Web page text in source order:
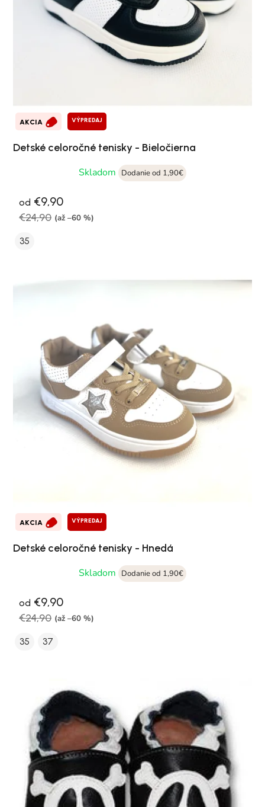
AKCIA VÝPREDAJ
Detské celoročné tenisky - Bieločierna
Skladom
Dodanie od 1,90€
od €9,90
€24,90 (až –60 %)
35
AKCIA VÝPREDAJ
Detské celoročné tenisky - Hnedá
Skladom
Dodanie od 1,90€
od €9,90
€24,90 (až –60 %)
35 37